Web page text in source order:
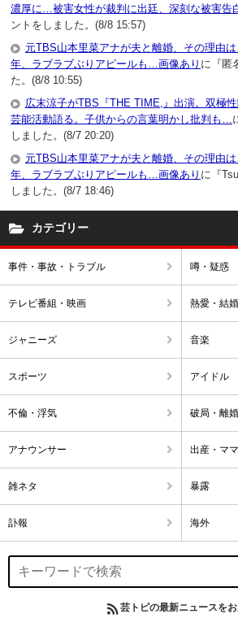
濃厚に…被害女性が裁判に出廷、深刻な被害告
ントをしました。(8/8 15:57)
元TBS山本里菜アナが夫と離婚、その理由
年、ラブラブぶりアピールも…画像あり に『匿
た。(8/8 10:55)
広末涼子がTBS『THE TIME,』出演。双極
芸能活動語る。子供からの言葉明かし批判も…
しました。(8/7 20:20)
元TBS山本里菜アナが夫と離婚、その理由
年、ラブラブぶりアピールも…画像あり に『
しました。(8/7 18:46)
カテゴリー
事件・事故・トラブル 噂・疑惑
テレビ番組・映画 熱愛・結
ジャニーズ 音楽
スポーツ アイドル
不倫・浮気 破局・離婚
アナウンサー 出産・マ
雑ネタ 暴露
訃報 海外
芸トピの最新ニュースを